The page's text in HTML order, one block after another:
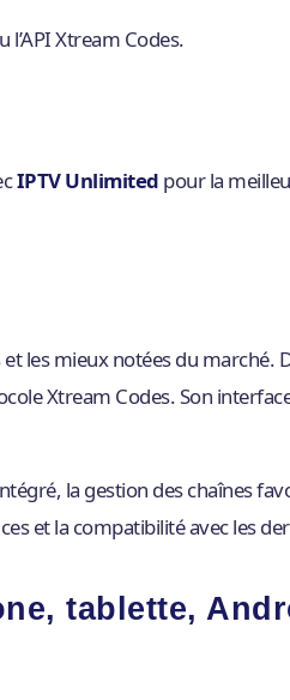
Xtream Codes.
IPTV Unlimited pour la
les mieux notées du
Xtream Codes. Son
la gestion des chaînes
et la compatibilité avec les
tablette,